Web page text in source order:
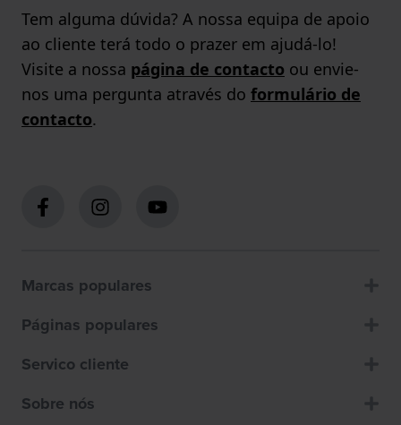
Tem alguma dúvida? A nossa equipa de apoio
ao cliente terá todo o prazer em ajudá-lo!
Visite a nossa página de contacto ou envie-
nos uma pergunta através do formulário de
contacto.
Marcas populares
Páginas populares
Servico cliente
Sobre nós